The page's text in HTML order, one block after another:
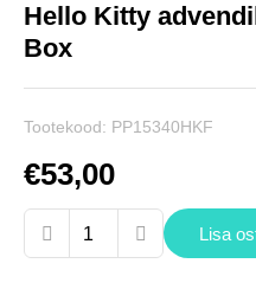
Hello Kitty
Box
Tootekood: PP15340HKF
€53,00
Hello
Kitty
Lisa